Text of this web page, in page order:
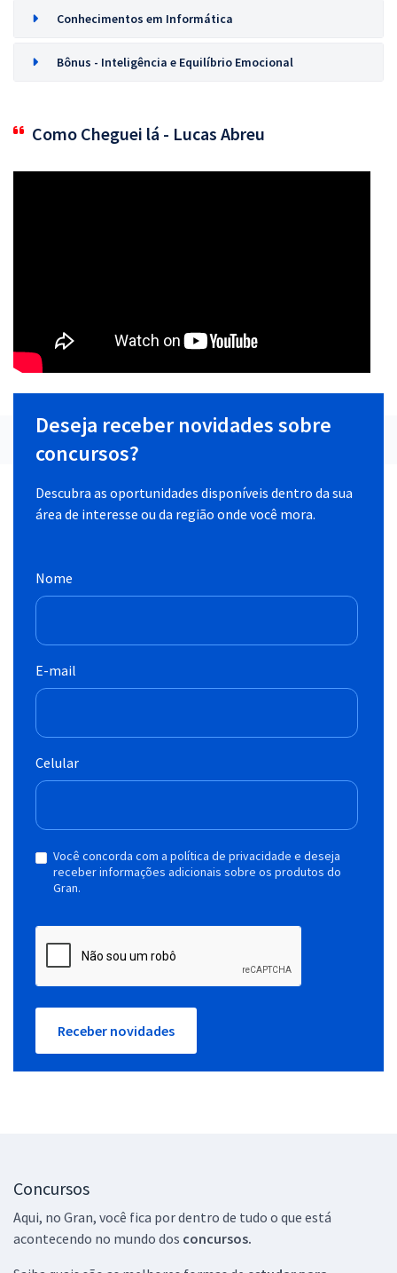
Conhecimentos em Informática
Bônus - Inteligência e Equilíbrio Emocional
Como Cheguei lá - Lucas Abreu
Deseja receber novidades sobre
concursos?
Descubra as oportunidades disponíveis dentro da sua
área de interesse ou da região onde você mora.
Nome
E-mail
Celular
Você concorda com a política de privacidade e deseja
receber informações adicionais sobre os produtos do
Gran.
Receber novidades
Concursos
Aqui, no Gran, você fica por dentro de tudo o que está
acontecendo no mundo dos concursos.